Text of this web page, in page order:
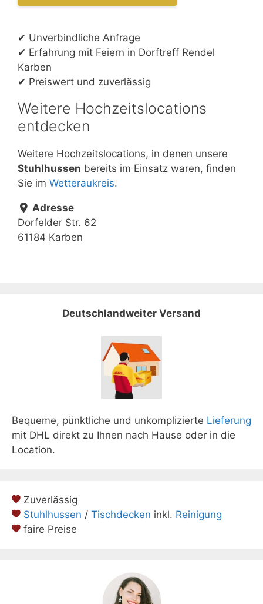
✔ Unverbindliche Anfrage
✔ Erfahrung mit Feiern in Dorftreff Rendel
Karben
✔ Preiswert und zuverlässig
Weitere Hochzeitslocations
entdecken
Weitere Hochzeitslocations, in denen unsere
Stuhlhussen bereits im Einsatz waren, finden
Sie im Wetteraukreis.
Adresse
Dorfelder Str. 62
61184 Karben
Deutschlandweiter Versand
Bequeme, pünktliche und unkomplizierte Lieferung
mit DHL direkt zu Ihnen nach Hause oder in die
Location.
Zuverlässig
Stuhlhussen / Tischdecken inkl. Reinigung
faire Preise